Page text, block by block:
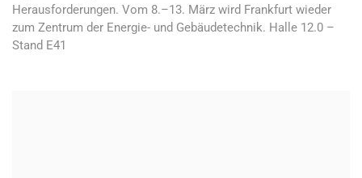
Herausforderungen. Vom 8.–13. März wird Frankfurt wieder
zum Zentrum der Energie- und Gebäudetechnik. Halle 12.0 –
Stand E41